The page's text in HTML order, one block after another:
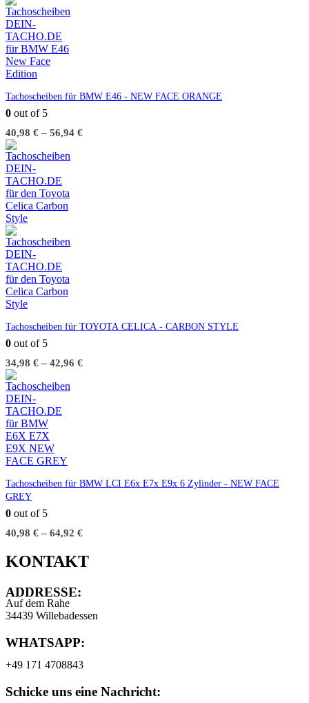
Tachoscheiben für BMW E46 - NEW FACE ORANGE
0 out of 5
40,98 € – 56,94 €
Tachoscheiben für TOYOTA CELICA - CARBON STYLE
0 out of 5
34,98 € – 42,96 €
Tachoscheiben für BMW LCI E6x E7x E9x 6 Zylinder - NEW FACE
GREY
0 out of 5
40,98 € – 64,92 €
KONTAKT
ADDRESSE:
Auf dem Rahe
34439 Willebadessen
WHATSAPP:
+49 171 4708843
Schicke uns eine Nachricht: